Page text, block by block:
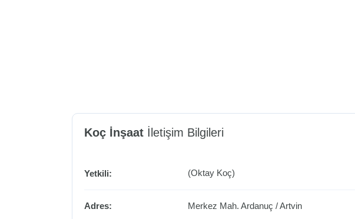
Koç İnşaat İletişim Bilgileri
Yetkili: (Oktay Koç)
Adres: Merkez Mah.Ardanuç /Artvin